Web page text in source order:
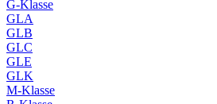
G-Klasse
GLA
GLB
GLC
GLE
GLK
M-Klasse